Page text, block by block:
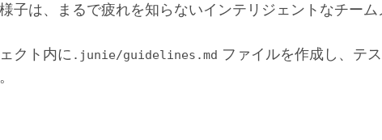
子は、まるで疲れを知らないインテリジェントなチーム
クト内に .junie/guidelines.md ファイルを作成し、テ